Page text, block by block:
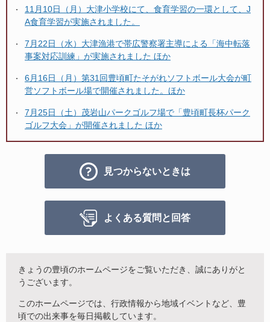
11月10日（月）大津小学校にて、食育学習の一環として、J
A食育学習が実施されました。
7月22日（水）大津漁港で帯広警察署主導による「海中転落
事案対応訓練」が実施されました ほか
6月16日（月）第31回豊頃町たそがれソフトボール大会が町
営ソフトボール場で開催されました。ほか
7月25日（土）茂岩山パークゴルフ場で「豊頃町長杯パーク
ゴルフ大会」が開催されました ほか
見つからないときは
よくある質問と回答
きょうの豊頃のホームページをご覧いただき、誠にありがと
うございます。
このホームページでは、行政情報から地域イベントなど、豊
頃での出来事を毎日掲載しています。